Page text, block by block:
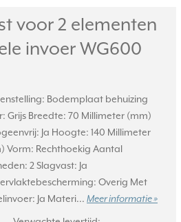
voor 2 elementen
invoer WG600
Bodemplaat behuizing
Grijs Breedte: 70 Millimeter (mm)
Ja Hoogte: 140 Millimeter
Vorm: Rechthoekig Aantal
2 Slagvast: Ja
Overig Met
Ja Materi... Meer informatie »